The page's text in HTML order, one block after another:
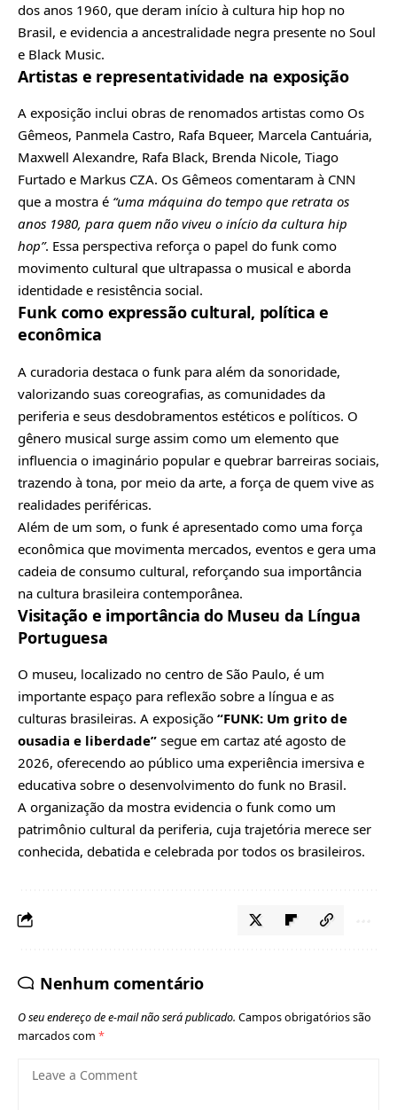
dos anos 1960, que deram início à cultura hip hop no
Brasil, e evidencia a ancestralidade negra presente no Soul
e Black Music.
Artistas e representatividade na exposição
A exposição inclui obras de renomados artistas como Os
Gêmeos, Panmela Castro, Rafa Bqueer, Marcela Cantuária,
Maxwell Alexandre, Rafa Black, Brenda Nicole, Tiago
Furtado e Markus CZA. Os Gêmeos comentaram à CNN
que a mostra é “uma máquina do tempo que retrata os
anos 1980, para quem não viveu o início da cultura hip
hop”. Essa perspectiva reforça o papel do funk como
movimento cultural que ultrapassa o musical e aborda
identidade e resistência social.
Funk como expressão cultural, política e
econômica
A curadoria destaca o funk para além da sonoridade,
valorizando suas coreografias, as comunidades da
periferia e seus desdobramentos estéticos e políticos. O
gênero musical surge assim como um elemento que
influencia o imaginário popular e quebrar barreiras sociais,
trazendo à tona, por meio da arte, a força de quem vive as
realidades periféricas.
Além de um som, o funk é apresentado como uma força
econômica que movimenta mercados, eventos e gera uma
cadeia de consumo cultural, reforçando sua importância
na cultura brasileira contemporânea.
Visitação e importância do Museu da Língua
Portuguesa
O museu, localizado no centro de São Paulo, é um
importante espaço para reflexão sobre a língua e as
culturas brasileiras. A exposição “FUNK: Um grito de
ousadia e liberdade” segue em cartaz até agosto de
2026, oferecendo ao público uma experiência imersiva e
educativa sobre o desenvolvimento do funk no Brasil.
A organização da mostra evidencia o funk como um
patrimônio cultural da periferia, cuja trajetória merece ser
conhecida, debatida e celebrada por todos os brasileiros.
Nenhum comentário
O seu endereço de e-mail não será publicado. Campos obrigatórios são
marcados com *